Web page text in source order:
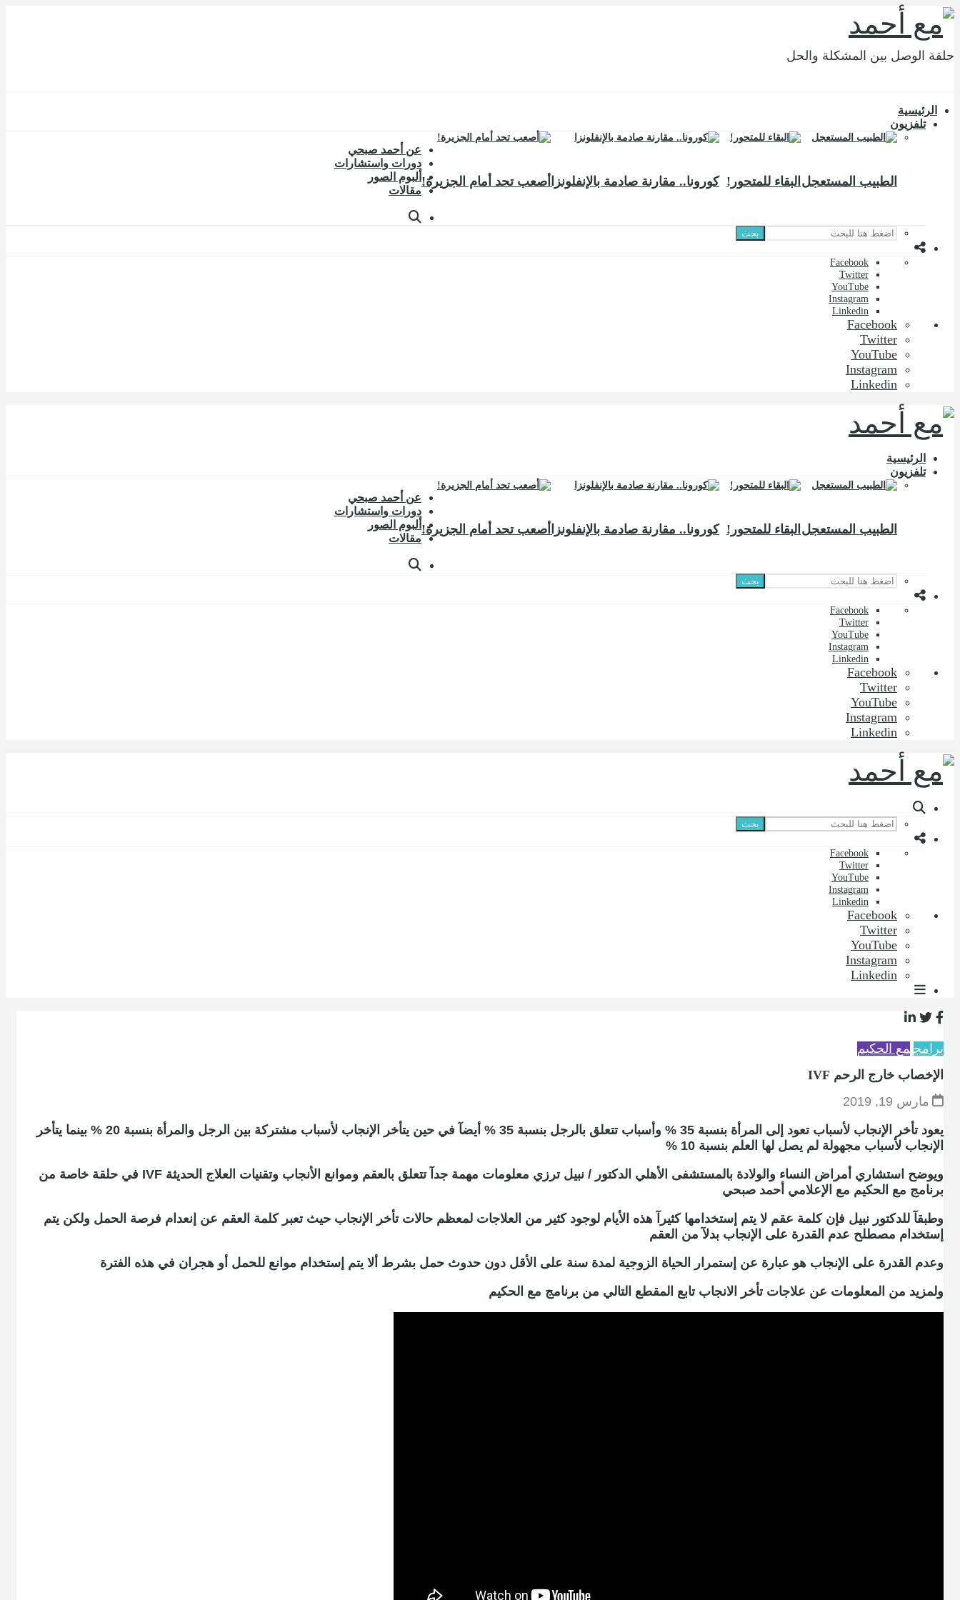
حلقة الوصل بين المشكلة والحل
الرئيسية
تلفزيون
الطبيب المستعجل البقاء للمتحور! كورونا.. مقارنة صادمة بالإنفلونزا أصعب تحد أمام الجزيرة!
عن أحمد صبحي
دورات واستشارات
ألبوم الصور
مقالات
بحث
Facebook
Twitter
YouTube
Instagram
Linkedin
Facebook
Twitter
YouTube
Instagram
Linkedin
الرئيسية
تلفزيون
الطبيب المستعجل البقاء للمتحور! كورونا.. مقارنة صادمة بالإنفلونزا أصعب تحد أمام الجزيرة!
عن أحمد صبحي
دورات واستشارات
ألبوم الصور
مقالات
بحث
Facebook
Twitter
YouTube
Instagram
Linkedin
Facebook
Twitter
YouTube
Instagram
Linkedin
بحث
Facebook
Twitter
YouTube
Instagram
Linkedin
Facebook
Twitter
YouTube
Instagram
Linkedin
برامج مع الحكيم
الإخصاب خارج الرحم IVF
مارس 19, 2019
يعود تأخر الإنجاب لأسباب تعود إلى المرأة بنسبة 35 % وأسباب تتعلق بالرجل بنسبة 35 % أيضآ في حين يتأخر الإنجاب لأسباب مشتركة بين الرجل والمرأة بنسبة 20 % بينما يتأخر
الإنجاب لأسباب مجهولة لم يصل لها العلم بنسبة 10 %
ويوضح استشاري أمراض النساء والولادة بالمستشفى الأهلي الدكتور / نبيل ترزي معلومات مهمة جدآ تتعلق بالعقم وموانع الأنجاب وتقنيات العلاج الحديثة IVF في حلقة خاصة من
برنامج مع الحكيم مع الإعلامي أحمد صبحي
وطبقآ للدكتور نبيل فإن كلمة عقم لا يتم إستخدامها كثيرآ هذه الأيام لوجود كثير من العلاجات لمعظم حالات تأخر الإنجاب حيث تعبر كلمة العقم عن إنعدام فرصة الحمل ولكن يتم
إستخدام مصطلح عدم القدرة على الإنجاب بدلآ من العقم
وعدم القدرة على الإنجاب هو عبارة عن إستمرار الحياة الزوجية لمدة سنة على الأقل دون حدوث حمل بشرط ألا يتم إستخدام موانع للحمل أو هجران في هذه الفترة
ولمزيد من المعلومات عن علاجات تأخر الانجاب تابع المقطع التالي من برنامج مع الحكيم